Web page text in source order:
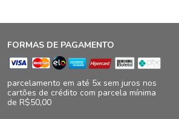
FORMAS DE PAGAMENTO
parcelamento em até 5x sem juros nos
cartões de crédito com parcela mínima
de R$50,00